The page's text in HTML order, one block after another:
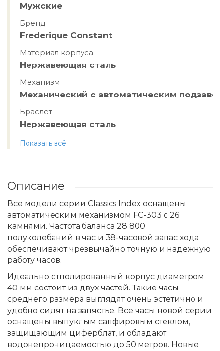
Мужские
Бренд
Frederique Constant
Материал корпуса
Hержавеющая сталь
Механизм
Механический с автоматическим
Браслет
Hержавеющая сталь
Показать всё
Описание
Все модели серии Classics Index оснащены
автоматическим механизмом FC-303 с 26
камнями. Частота баланса 28 800
полуколебаний в час и 38-часовой запас хода
обеспечивают чрезвычайно точную и надежную
работу часов.
Идеально отполированный корпус диаметром
40 мм состоит из двух частей. Такие часы
среднего размера выглядят очень эстетично и
удобно сидят на запястье. Все часы новой серии
оснащены выпуклым сапфировым стеклом,
защищающим циферблат, и обладают
водонепроницаемостью до 50 метров. Новые